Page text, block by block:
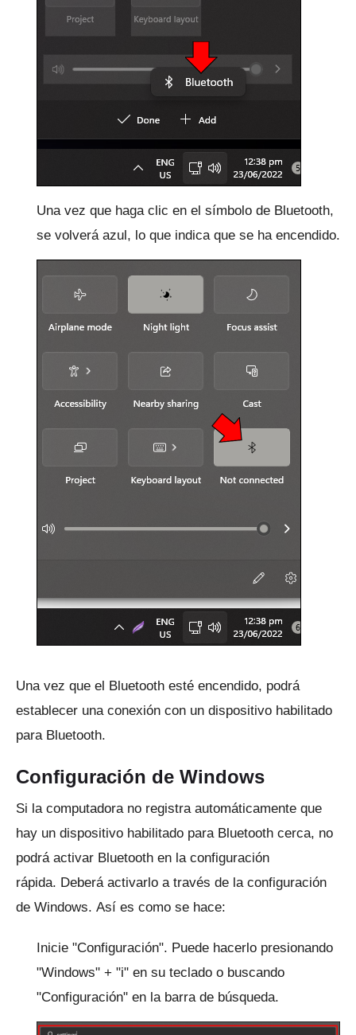
Una vez que haga clic en el símbolo de Bluetooth,
se volverá azul, lo que indica que se ha encendido.
Una vez que el Bluetooth esté encendido, podrá
establecer una conexión con un dispositivo habilitado
para Bluetooth.
Configuración de Windows
Si la computadora no registra automáticamente que
hay un dispositivo habilitado para Bluetooth cerca, no
podrá activar Bluetooth en la configuración
rápida. Deberá activarlo a través de la configuración
de Windows. Así es como se hace:
Inicie "Configuración". Puede hacerlo presionando
"Windows" + "i" en su teclado o buscando
"Configuración" en la barra de búsqueda.